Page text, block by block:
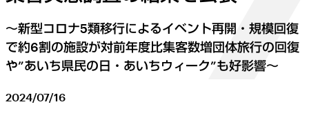
～新型コロナ5類移行によるイベント再開・規模回復
で約6割の施設が対前年度比集客数増団体旅行の回復
や”あいち県民の日・あいちウィーク”も好影響～
2024/07/16